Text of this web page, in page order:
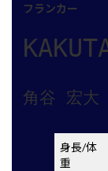
フランカー
角谷 宏大
身長/体
重